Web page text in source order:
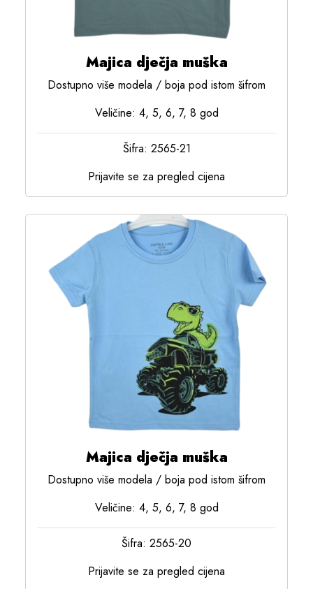
Majica dječja muška
Dostupno više modela / boja pod istom šifrom
Veličine: 4, 5, 6, 7, 8 god
Šifra: 2565-21
Prijavite se za pregled cijena
Majica dječja muška
Dostupno više modela / boja pod istom šifrom
Veličine: 4, 5, 6, 7, 8 god
Šifra: 2565-20
Prijavite se za pregled cijena